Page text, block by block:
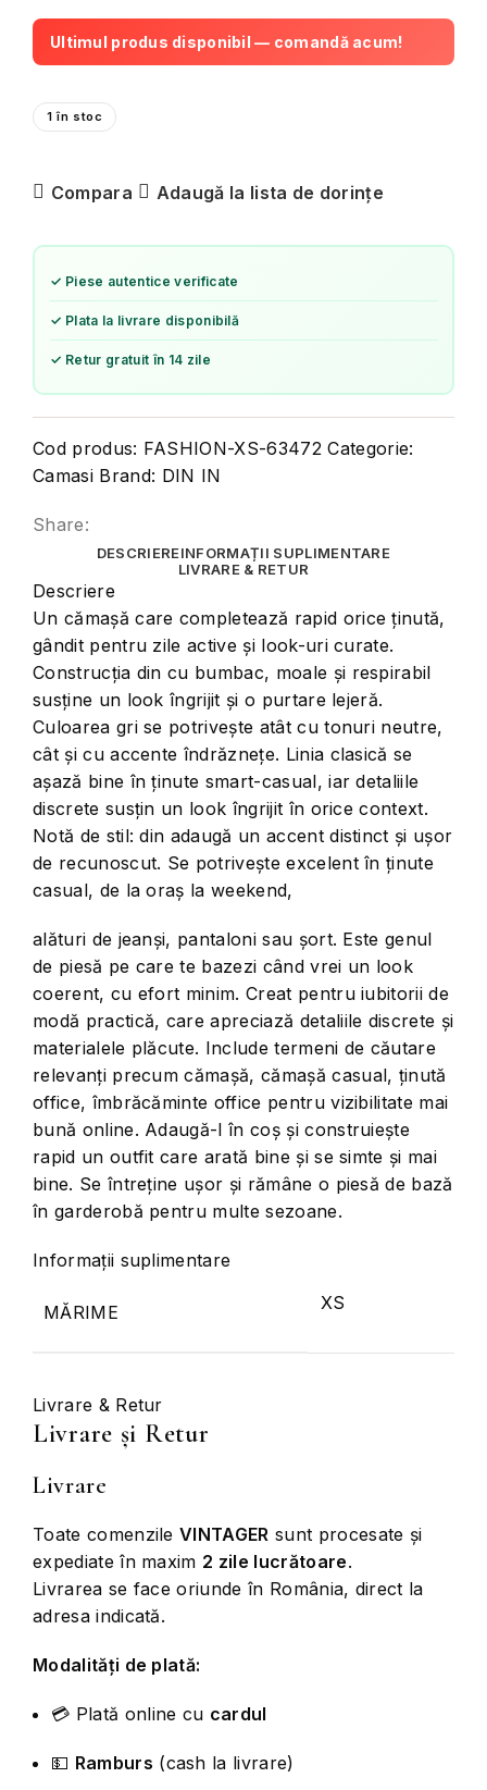
Ultimul produs disponibil — comandă acum!
1 în stoc
Compara Adaugă la lista de dorințe
✓ Piese autentice verificate
✓ Plata la livrare disponibilă
✓ Retur gratuit în 14 zile
Cod produs: FASHION-XS-63472Categorie:
Camasi Brand: DIN IN
Share:
DESCRIEREINFORMAȚII SUPLIMENTARE
LIVRARE & RETUR
Descriere
Un cămașă care completează rapid orice ținută,
gândit pentru zile active și look-uri curate.
Construcția din cu bumbac, moale și respirabil
susține un look îngrijit și o purtare lejeră.
Culoarea gri se potrivește atât cu tonuri neutre,
cât și cu accente îndrăznețe. Linia clasică se
așază bine în ținute smart-casual, iar detaliile
discrete susțin un look îngrijit în orice context.
Notă de stil: din adaugă un accent distinct și ușor
de recunoscut. Se potrivește excelent în ținute
casual, de la oraș la weekend,
alături de jeanși, pantaloni sau șort. Este genul
de piesă pe care te bazezi când vrei un look
coerent, cu efort minim. Creat pentru iubitorii de
modă practică, care apreciază detaliile discrete și
materialele plăcute. Include termeni de căutare
relevanți precum cămașă, cămașă casual, ținută
office, îmbrăcăminte office pentru vizibilitate mai
bună online. Adaugă-l în coș și construiește
rapid un outfit care arată bine și se simte și mai
bine. Se întreține ușor și rămâne o piesă de bază
în garderobă pentru multe sezoane.
Informații suplimentare
MĂRIME XS
Livrare & Retur
Livrare și Retur
Livrare
Toate comenzileVINTAGER sunt procesate și
expediate în maxim 2 zile lucrătoare.
Livrarea se face oriunde în România, direct la
adresa indicată.
Modalități de plată:
💳 Plată online cu cardul
💵 Ramburs (cash la livrare)